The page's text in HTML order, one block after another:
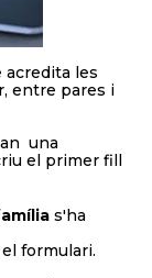
acredita les
entre pares i
una
el primer fill
s'ha
formulari.